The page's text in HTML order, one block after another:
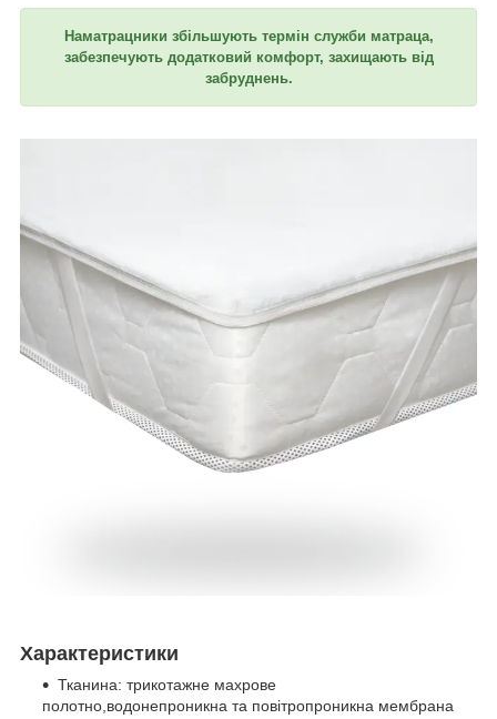
Наматрацники збільшують термін служби матраца,
забезпечують додатковий комфорт, захищають від
забруднень.
Характеристики
Тканина: трикотажне махрове
полотно,водонепроникна та повітропроникна мембрана